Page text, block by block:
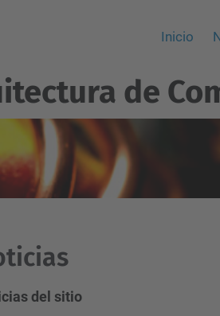
Inicio
de
del sitio